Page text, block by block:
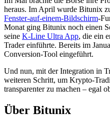
heraus. Im April wurde Bitunix
Fenster-auf-einem-Bildschirm-
Monat ging Bitunix noch einen
seine K-Line Ultra App, die ein
Trader einführte. Bereits im
Conversion-Tool eingeführt.
Und nun, mit der Integration in
weiteren Schritt, um Krypto-
transparenter zu machen – egal
Über Bitunix